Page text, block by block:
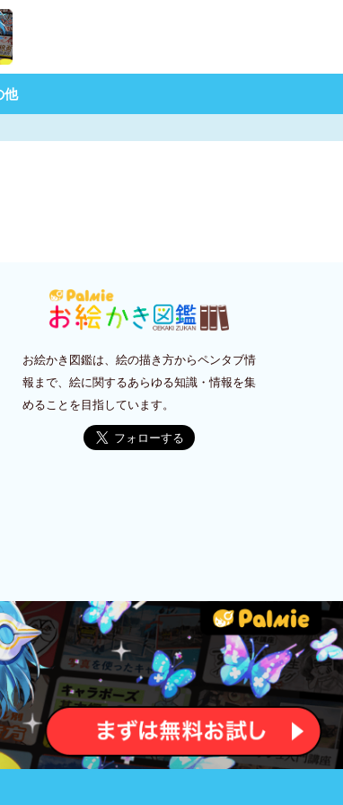
他
お絵かき図鑑は、絵の描き方からペンタブ情
報まで、絵に関するあらゆる知識・情報を集
めることを目指しています。